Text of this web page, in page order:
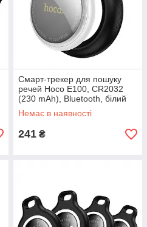
Смарт-трекер для пошуку
речей Hoco E100, CR2032
(230 mAh), Bluetooth, білий
Немає в наявності
241 ₴